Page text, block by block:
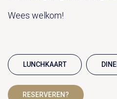
Wees welkom!
LUNCHKAART
RESERVEREN?